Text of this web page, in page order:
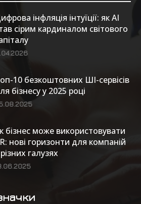
інфляція інтуїції: як AI
сірим кардиналом світового
10 безкоштовних ШІ-сервісів
бізнесу у 2025 році
бізнес може використовувати
нові горизонти для компаній
галузях